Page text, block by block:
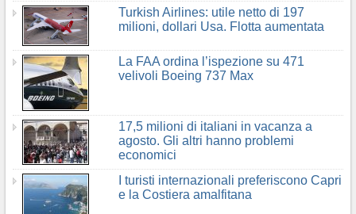
Turkish Airlines: utile netto di 197
milioni, dollari Usa. Flotta aumentata
La FAA ordina l’ispezione su 471
velivoli Boeing 737 Max
17,5 milioni di italiani in vacanza a
agosto. Gli altri hanno problemi
economici
I turisti internazionali preferiscono Capri
e la Costiera amalfitana